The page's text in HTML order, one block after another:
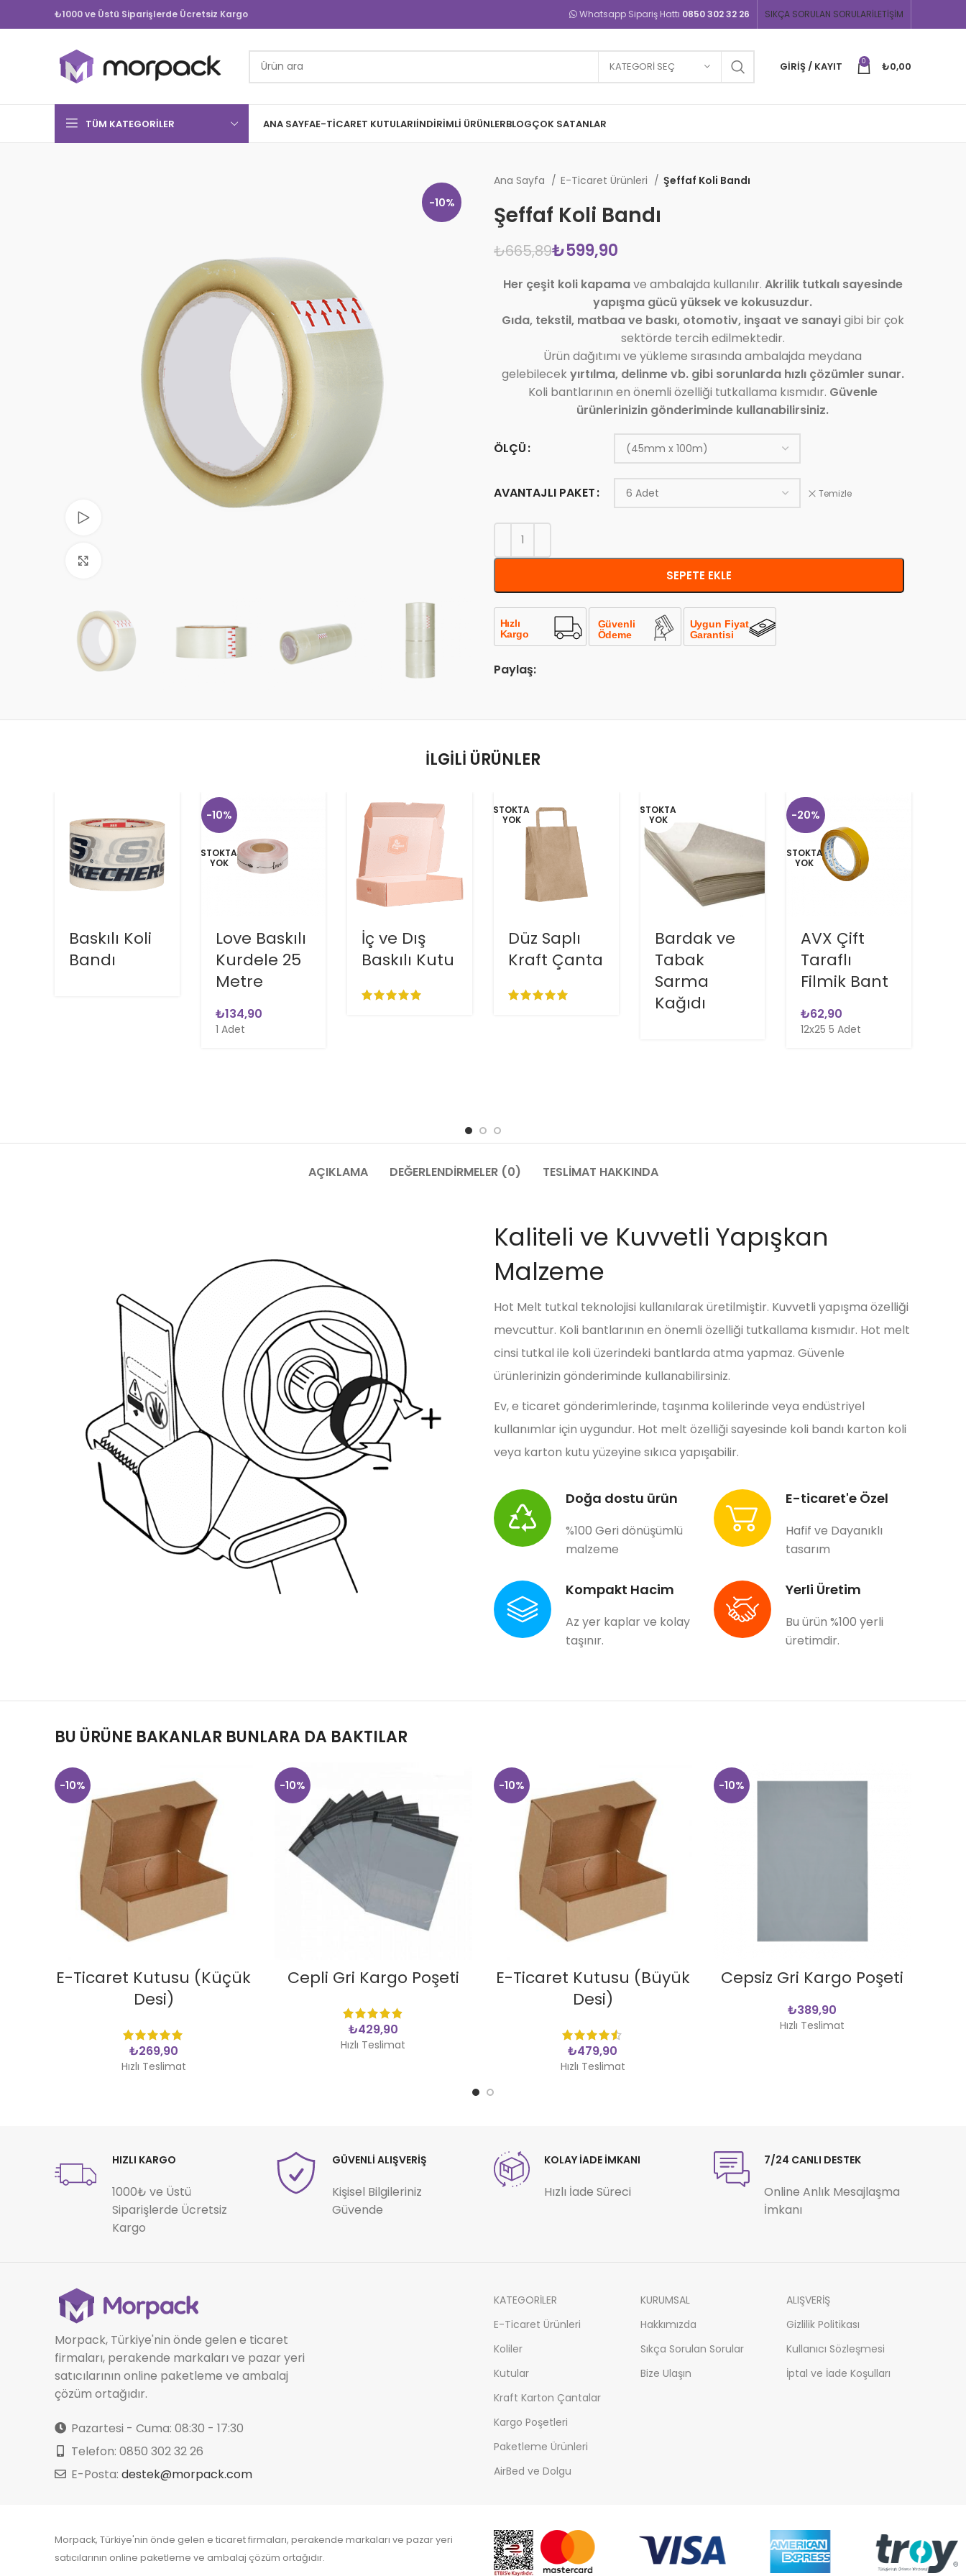
₺1000 ve Üstü Siparişlerde Ücretsiz Kargo Whatsapp Sipariş Hattı 0850 302 32 26 SIKÇA SORULAN SORULARİLETIŞIM
KATEGORI SEÇ GIRIŞ / KAYIT 0 ₺0,00
TÜM KATEGORILER ANA SAYFAE-TICARET KUTULARIİNDIRIMLI ÜRÜNLERBLOGÇOK SATANLAR
-10%
Ana Sayfa E-Ticaret Ürünleri Şeffaf Koli Bandı
Şeffaf Koli Bandı
₺665,89₺599,90
Her çeşit koli kapamave ambalajda kullanılır. Akrilik tutkalı sayesinde
yapışma gücü yüksek ve kokusuzdur.
Gıda, tekstil, matbaa ve baskı, otomotiv, inşaat ve sanayigibi bir çok
sektörde tercih edilmektedir.
Ürün dağıtımı ve yükleme sırasında ambalajda meydana
gelebilecekyırtılma, delinme vb. gibi sorunlarda hızlı çözümler sunar.
Koli bantlarının en önemli özelliği tutkallama kısmıdır. Güvenle
ürünlerinizin gönderiminde kullanabilirsiniz.
ÖLÇÜ
AVANTAJLI PAKET Temizle
SEPETE EKLE
Paylaş:
İLGILI ÜRÜNLER
Baskılı Koli
Bandı
-10%
STOKTA
YOK
Love Baskılı
Kurdele 25
Metre
₺
1 Adet
İç ve Dış
Baskılı Kutu
STOKTA
YOK
Düz Saplı
Kraft Çanta
STOKTA
YOK
Bardak ve
Tabak
Sarma
Kağıdı
-20%
STOKTA
YOK
AVX Çift
Taraflı
Filmik Bant
₺
12x25 5 Adet
AÇIKLAMA DEĞERLENDIRMELER (0) TESLIMAT HAKKINDA
Kaliteli ve Kuvvetli Yapışkan
Malzeme
Hot Melt tutkal teknolojisi kullanılarak üretilmiştir. Kuvvetli yapışma özelliği
mevcuttur. Koli bantlarının en önemli özelliği tutkallama kısmıdır. Hot melt
cinsi tutkal ile koli üzerindeki bantlarda atma yapmaz. Güvenle
ürünlerinizin gönderiminde kullanabilirsiniz.
Ev, e ticaret gönderimlerinde, taşınma kolilerinde veya endüstriyel
kullanımlar için uygundur. Hot melt özelliği sayesinde koli bandı karton koli
veya karton kutu yüzeyine sıkıca yapışabilir.
Doğa dostu ürün
%100 Geri dönüşümlü
malzeme
E-ticaret'e Özel
Hafif ve Dayanıklı
tasarım
Kompakt Hacim
Az yer kaplar ve kolay
taşınır.
Yerli Üretim
Bu ürün %100 yerli
üretimdir.
BU ÜRÜNE BAKANLAR BUNLARA DA BAKTILAR
-10%
E-Ticaret Kutusu (Küçük
Desi)
₺
Hızlı Teslimat
-10%
Cepli Gri Kargo Poşeti
₺
Hızlı Teslimat
-10%
E-Ticaret Kutusu (Büyük
Desi)
₺
Hızlı Teslimat
-10%
Cepsiz Gri Kargo Poşeti
₺
Hızlı Teslimat
HIZLI KARGO
1000₺ ve Üstü
Siparişlerde Ücretsiz
Kargo
GÜVENLİ ALIŞVERİŞ
Kişisel Bilgileriniz
Güvende
KOLAY İADE İMKANI
Hızlı İade Süreci
7/24 CANLI DESTEK
Online Anlık Mesajlaşma
İmkanı
Morpack, Türkiye'nin önde gelen e ticaret
firmaları, perakende markaları ve pazar yeri
satıcılarının online paketleme ve ambalaj
çözüm ortağıdır.
Pazartesi - Cuma: 08:30 - 17:30
Telefon: 0850 302 32 26
E-Posta: destek@morpack.com
KATEGORİLER
E-Ticaret Ürünleri
Koliler
Kutular
Kraft Karton Çantalar
Kargo Poşetleri
Paketleme Ürünleri
AirBed ve Dolgu
KURUMSAL
Hakkımızda
Sıkça Sorulan Sorular
Bize Ulaşın
ALIŞVERİŞ
Gizlilik Politikası
Kullanıcı Sözleşmesi
İptal ve İade Koşulları
Morpack, Türkiye'nin önde gelen e ticaret firmaları, perakende markaları ve pazar yeri
satıcılarının online paketleme ve ambalaj çözüm ortağıdır.